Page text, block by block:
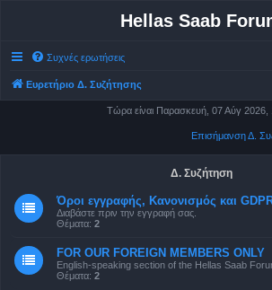
Hellas Saab
Συχνές ερωτήσεις
Ευρετήριο Δ. Συζήτησης
Τώρα είναι Παρασκευή, 07 Αύγ 2026,
Επισήμανση Δ.
Δ. Συζήτηση
Όροι εγγραφής, Κανονισμός και
Διαβάστε πριν την εγγραφή σας.
Θέματα: 2
FOR OUR FOREIGN MEMBERS ONLY
English-speaking section of the Hellas Saab
Θέματα: 2